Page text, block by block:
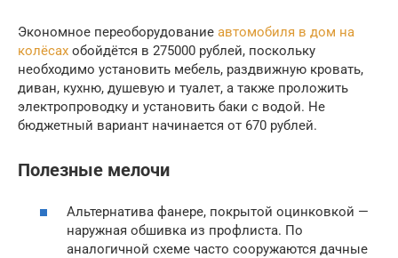
Экономное переоборудование автомобиля в дом на
колёсах обойдётся в 275000 рублей, поскольку
необходимо установить мебель, раздвижную кровать,
диван, кухню, душевую и туалет, а также проложить
электропроводку и установить баки с водой. Не
бюджетный вариант начинается от 670 рублей.
Полезные мелочи
Альтернатива фанере, покрытой оцинковкой —
наружная обшивка из профлиста. По
аналогичной схеме часто сооружаются дачные